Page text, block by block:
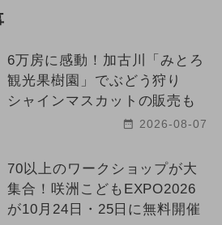
6万房に感動！加古川「みとろ
観光果樹園」でぶどう狩り
シャインマスカットの販売も
2026-08-07
70以上のワークショップが大
集合！咲洲こどもEXPO2026
が10月24日・25日に無料開催